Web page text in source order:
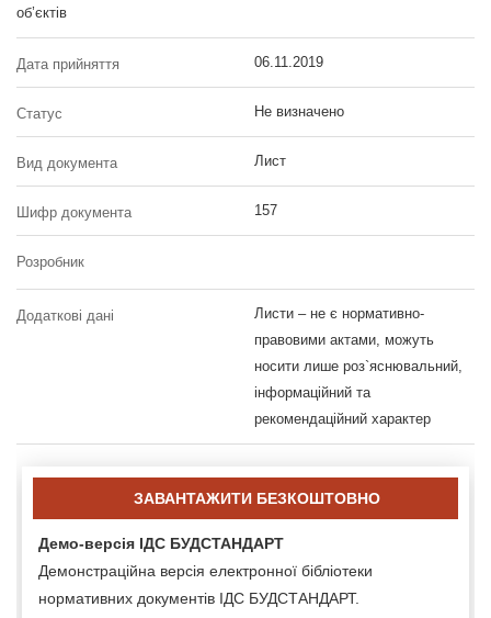
об’єктів
Дата прийняття 06.11.2019
Статус Не визначено
Вид документа Лист
Шифр документа 157
Розробник
Додаткові дані
Листи – не є нормативно-
правовими актами, можуть
носити лише роз`яснювальний,
інформаційний та
рекомендаційний характер
ЗАВАНТАЖИТИ БЕЗКОШТОВНО
Демо-версія ІДС БУДСТАНДАРТ
Демонстраційна версія електронної бібліотеки
нормативних документів ІДС БУДСТАНДАРТ.